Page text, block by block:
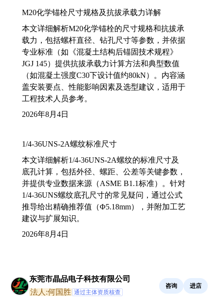
M20化学锚栓尺寸规格及抗拔承载力详解
本文详细解析M20化学锚栓的尺寸规格和抗拔承
载力，包括螺杆直径、钻孔尺寸等参数，并依据
专业标准（如《混凝土结构后锚固技术规程》
JGJ 145）提供抗拔承载力计算方法和典型数值
（如混凝土强度C30下设计值约80kN）。内容涵
盖安装要点、性能影响因素及选型建议，适用于
工程技术人员参考。
2026年8月4日
1/4-36UNS-2A螺纹标准尺寸
本文详细解析1/4-36UNS-2A螺纹的标准尺寸及
底孔计算，包括外径、螺距、公差等关键参数，
并提供专业数据来源（ASME B1.1标准）。针对
1/4-36UNS螺纹底孔尺寸的常见疑问，通过公式
推导给出精确推荐值（Φ5.18mm），并附加工艺
建议与扩展知识。
2026年8月4日
东莞市晶品电子科技有限公司
法人:何国胜 通过主体资质核查
咨询 进店